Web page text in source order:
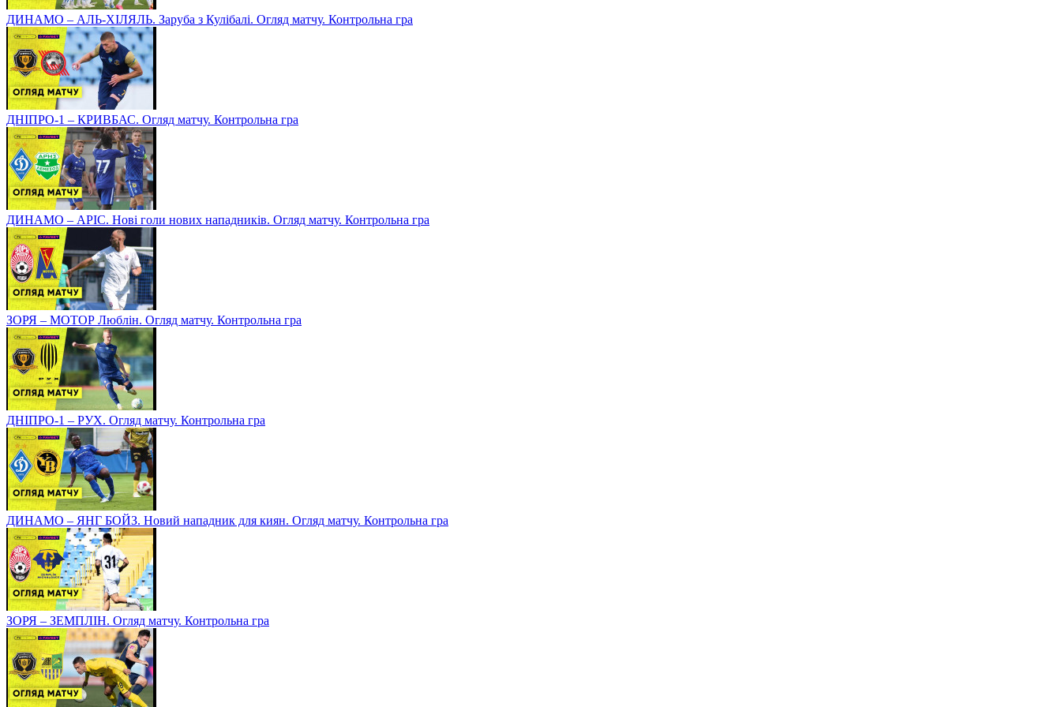
ДИНАМО – АЛЬ-ХІЛЯЛЬ. Заруба з Кулібалі. Огляд матчу. Контрольна гра
ДНІПРО-1 – КРИВБАС. Огляд матчу. Контрольна гра
ДИНАМО – АРІС. Нові голи нових нападників. Огляд матчу. Контрольна гра
ЗОРЯ – МОТОР Люблін. Огляд матчу. Контрольна гра
ДНІПРО-1 – РУХ. Огляд матчу. Контрольна гра
ДИНАМО – ЯНГ БОЙЗ. Новий нападник для киян. Огляд матчу. Контрольна гра
ЗОРЯ – ЗЕМПЛІН. Огляд матчу. Контрольна гра